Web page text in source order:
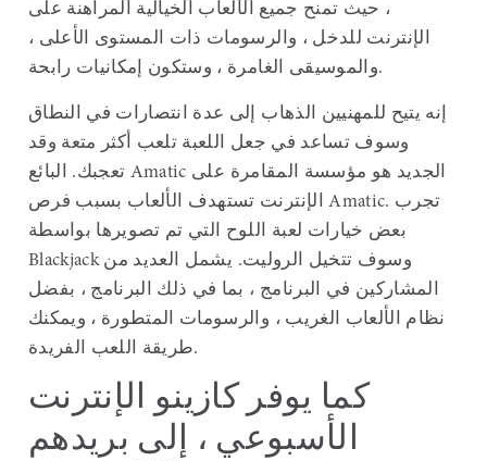
، حيث تمنح جميع الألعاب الخيالية المراهنة على
الإنترنت للدخل ، والرسومات ذات المستوى الأعلى ،
والموسيقى الغامرة ، وستكون إمكانيات رابحة.
إنه يتيح للمهنيين الذهاب إلى عدة انتصارات في النطاق
وسوف تساعد في جعل اللعبة تلعب أكثر متعة وقد
تعجبك. البائع Amatic الجديد هو مؤسسة المقامرة على
الإنترنت تستهدف الألعاب بسبب فرص Amatic. تجرب
بعض خيارات لعبة اللوح التي تم تصويرها بواسطة
Blackjack وسوف تتخيل الروليت. يشمل العديد من
المشاركين في البرنامج ، بما في ذلك البرنامج ، بفضل
نظام الألعاب الغريب ، والرسومات المتطورة ، ويمكنك
طريقة اللعب الفريدة.
كما يوفر كازينو الإنترنت
الأسبوعي ، إلى بريدهم